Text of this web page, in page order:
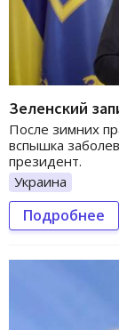
Зеленский
После зимних
вспышка
президент.
Украина
Подробнее